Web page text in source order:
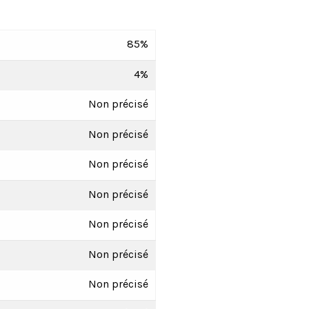
85%
4%
Non précisé
Non précisé
Non précisé
Non précisé
Non précisé
Non précisé
Non précisé